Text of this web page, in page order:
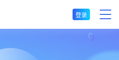
登录